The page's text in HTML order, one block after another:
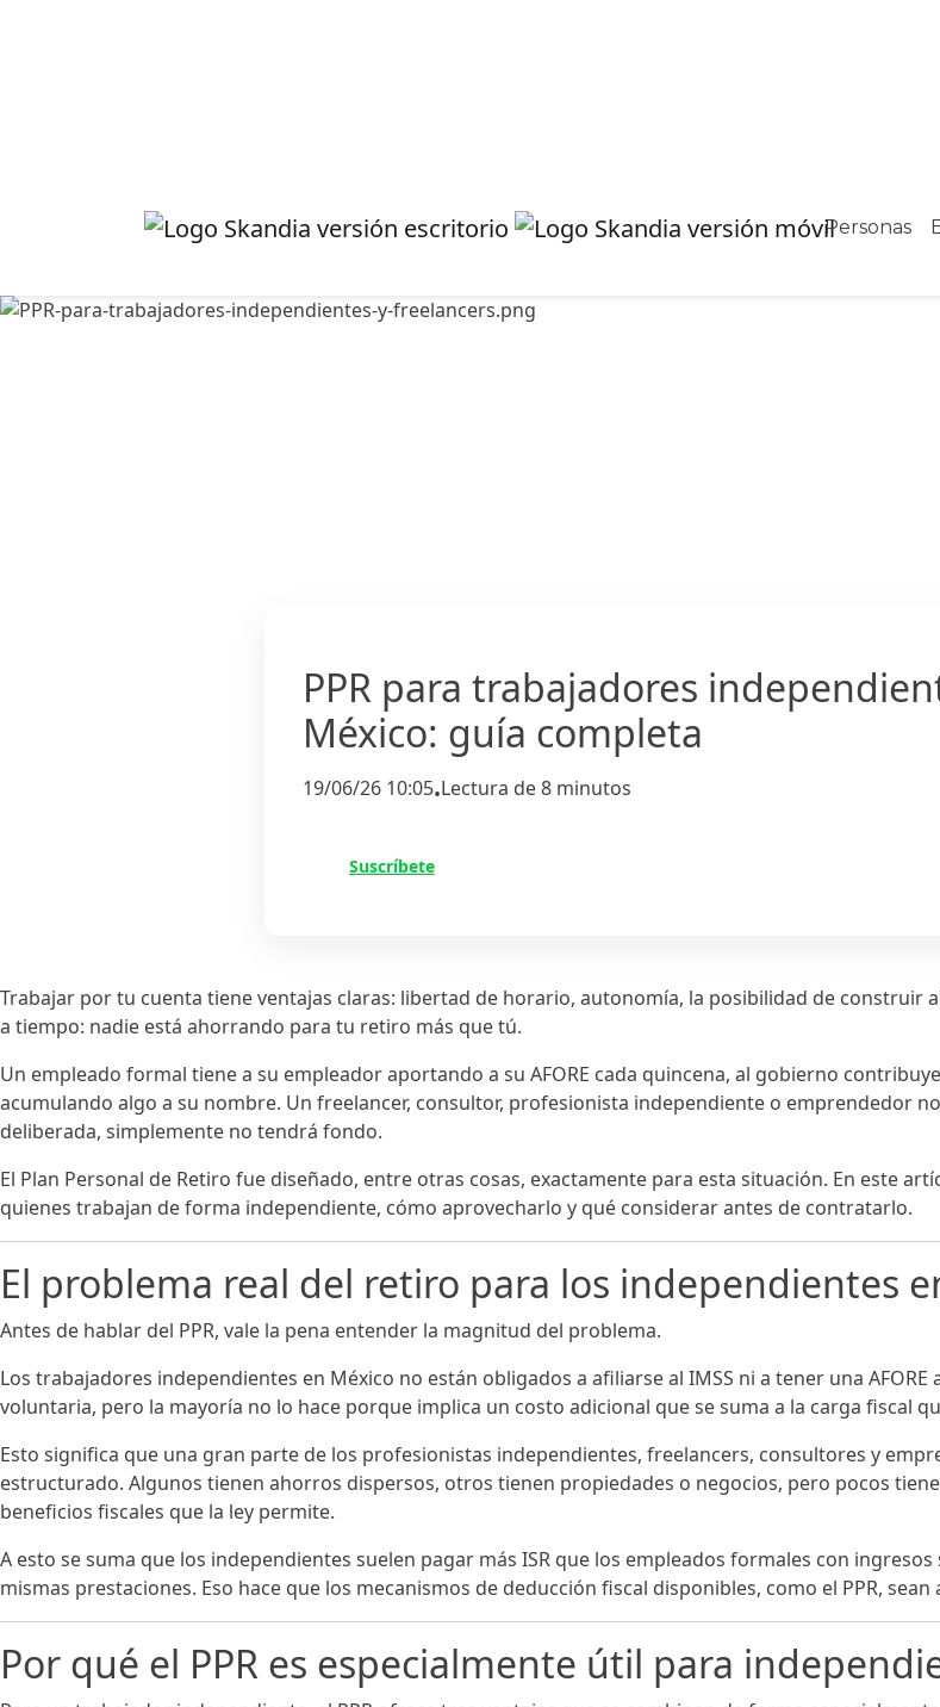
Personas
PPR para trabajadores
México: guía completa
19/06/26 10:05•Lectura de 8 minutos
Suscríbete
Trabajar por tu cuenta tiene ventajas claras: libertad de horario, autonomía, la posibilidad de
a tiempo: nadie está ahorrando para tu retiro más que tú.
Un empleado formal tiene a su empleador aportando a su AFORE cada quincena, al gobierno
acumulando algo a su nombre. Un freelancer, consultor, profesionista independiente o emprendedor
deliberada, simplemente no tendrá fondo.
El Plan Personal de Retiro fue diseñado, entre otras cosas, exactamente para esta situación. En este
quienes trabajan de forma independiente, cómo aprovecharlo y qué considerar antes de contratarlo.
El problema real del retiro para los independientes
Antes de hablar del PPR, vale la pena entender la magnitud del problema.
Los trabajadores independientes en México no están obligados a afiliarse al IMSS ni a tener una
voluntaria, pero la mayoría no lo hace porque implica un costo adicional que se suma a la carga fiscal
Esto significa que una gran parte de los profesionistas independientes, freelancers, consultores y
estructurado. Algunos tienen ahorros dispersos, otros tienen propiedades o negocios, pero pocos
beneficios fiscales que la ley permite.
A esto se suma que los independientes suelen pagar más ISR que los empleados formales con
mismas prestaciones. Eso hace que los mecanismos de deducción fiscal disponibles, como el PPR,
Por qué el PPR es especialmente útil para